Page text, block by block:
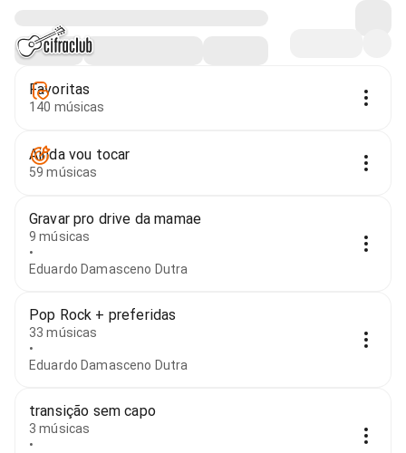
Favoritas
140 músicas
Ainda vou tocar
59 músicas
Gravar pro drive da mamae
9 músicas
•
Eduardo Damasceno Dutra
Pop Rock + preferidas
33 músicas
•
Eduardo Damasceno Dutra
transição sem capo
3 músicas
•